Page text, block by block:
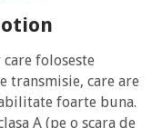
foloseste
transmisie, care are
foarte buna.
A (pe o scara de